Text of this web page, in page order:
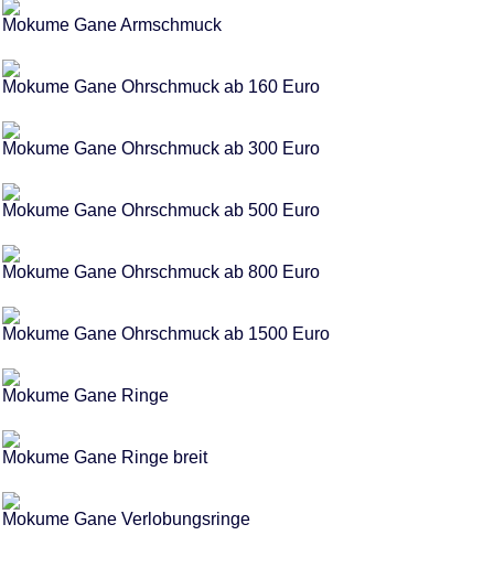
Mokume Gane Armschmuck
Mokume Gane Ohrschmuck ab 160 Euro
Mokume Gane Ohrschmuck ab 300 Euro
Mokume Gane Ohrschmuck ab 500 Euro
Mokume Gane Ohrschmuck ab 800 Euro
Mokume Gane Ohrschmuck ab 1500 Euro
Mokume Gane Ringe
Mokume Gane Ringe breit
Mokume Gane Verlobungsringe